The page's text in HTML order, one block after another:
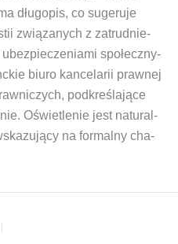
dłu­go­pis, co suge­ru­je
zwią­za­nych z zatrud­nie­
spo­łecz­ny­
biu­ro kan­ce­la­rii praw­nej
pod­kre­śla­ją­ce
Oświe­tle­nie jest natu­ral­
na for­mal­ny cha­